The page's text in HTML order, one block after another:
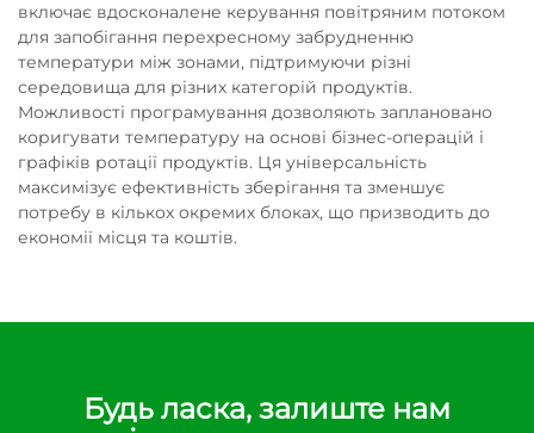
включає вдосконалене керування повітряним потоком
для запобігання перехресному забрудненню
температури між зонами, підтримуючи різні
середовища для різних категорій продуктів.
Можливості програмування дозволяють заплановано
коригувати температуру на основі бізнес-операцій і
графіків ротації продуктів. Ця універсальність
максимізує ефективність зберігання та зменшує
потребу в кількох окремих блоках, що призводить до
економії місця та коштів.
Будь ласка, залиште нам